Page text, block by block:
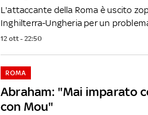
L'attaccante della Roma è uscito
Inghilterra-Ungheria per un
12 ott - 22:50
Abraham: "Mai imparato
con Mou"
ROMA